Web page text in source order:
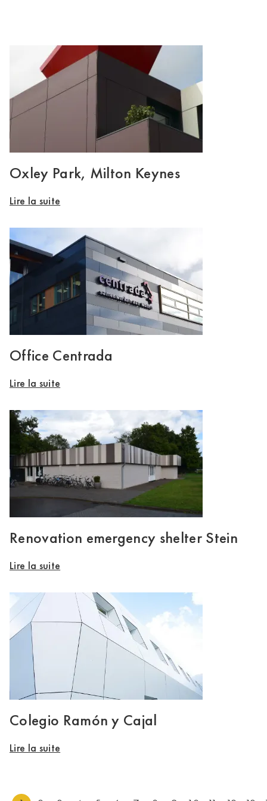
Oxley Park, Milton Keynes
Lire la suite
Office Centrada
Lire la suite
Renovation emergency shelter Stein
Lire la suite
Colegio Ramón y Cajal
Lire la suite